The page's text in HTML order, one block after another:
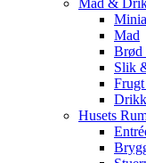
Mad &
Mad
Brød
Slik
Husets